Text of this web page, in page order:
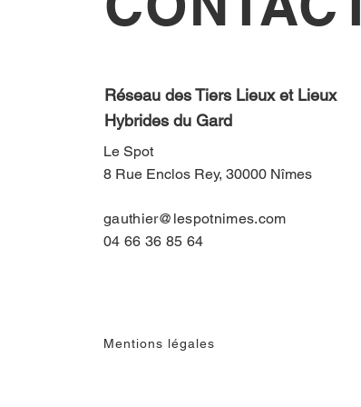
Réseau des Tiers Lieux et Lieux
Hybrides du Gard
Le Spot
8 Rue Enclos Rey, 30000 Nîmes
gauthier@lespotnimes.com
04 66 36 85 64
Mentions légales